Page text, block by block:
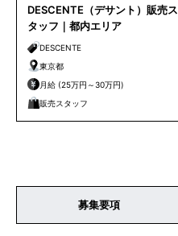
DESCENTE（デサント）販売ス
タッフ｜都内エリア
DESCENTE
東京都
月給 (25万円～30万円)
販売スタッフ
募集要項